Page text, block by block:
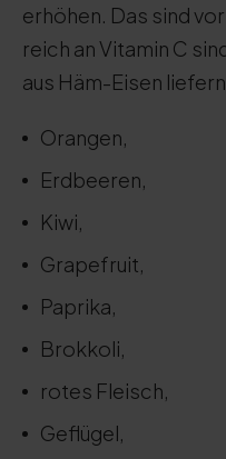
erhöhen. Das sind
reich an Vitamin C
aus Häm-Eisen
Orangen,
Erdbeeren,
Kiwi,
Grapefruit,
Paprika,
Brokkoli,
rotes Fleisch,
Geflügel,